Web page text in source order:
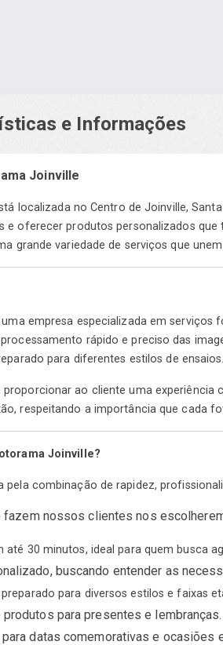
e Informações
Joinville
localizada no Centro de Joinville,
e oferecer produtos personalizados
grande variedade de serviços que
empresa especializada em
rápido e preciso das
para diferentes estilos de ensaios.
ao cliente uma
respeitando a importância que cada
Joinville?
pela combinação de rapidez,
fazem nossos clientes nos
até 30 minutos, ideal para quem busca
buscando entender as
para diversos estilos e faixas
para presentes e lembranças.
datas comemorativas e ocasiões